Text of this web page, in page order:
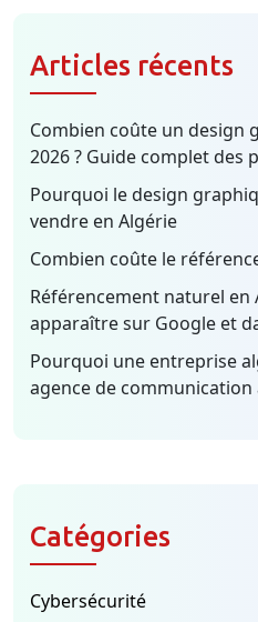
Articles récents
Combien coûte un design
2026 ? Guide complet des
Pourquoi le design
vendre en Algérie
Combien coûte le
Référencement naturel en
apparaître sur Google et
Pourquoi une entreprise
agence de communication
Catégories
Cybersécurité